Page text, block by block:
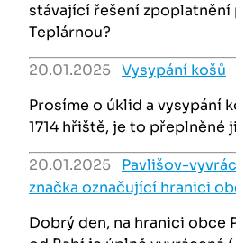
stávající řešení zpoplatnění
Teplárnou?
20.01.2025 Vysypání košů
Prosíme o úklid a vysypání
1714 hřiště, je to přeplněné
20.01.2025 Pavlišov-
značka označující hranici
Dobrý den, na hranici obce